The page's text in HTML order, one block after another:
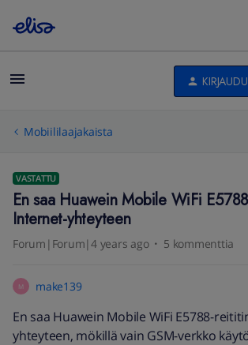
Mobiililaajakaista
VASTATTU
En saa Huawein Mobile WiFi
Internet-yhteyteen
Forum|Forum|4 years ago 5 kommenttia
M make139
En saa Huawein Mobile WiFi E5788-
yhteyteen, mökillä vain GSM-verkko